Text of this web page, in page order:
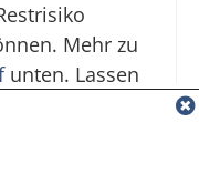
Mehr zu
unten. Lassen